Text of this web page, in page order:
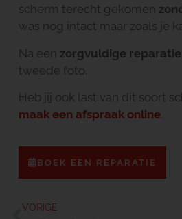
scherm terecht gekomen
was nog intact maar zoals je
Na een zorgvuldige reparatie
tweede foto.
Heb jij ook last van dit soort
maak een afspraak online.
BOEK EEN REPARATIE
VORIGE